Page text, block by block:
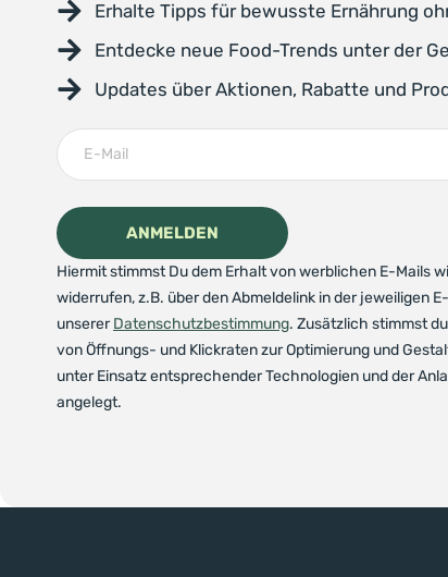
Erhalte Tipps für bewusste Ernährung
Entdecke neue Food-Trends unter der
Updates über Aktionen, Rabatte und
Hiermit stimmst Du dem Erhalt von werblichen E-Mails
widerrufen, z.B. über den Abmeldelink in der jeweiligen
unsererDatenschutzbestimmung. Zusätzlich stimmst
von Öffnungs- und Klickraten zur Optimierung und
unter Einsatz entsprechender Technologien und der
angelegt.